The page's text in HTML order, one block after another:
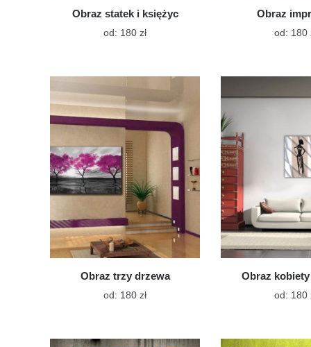
Obraz statek i księżyc
od: 180 złTen
wiele
wariantów.
Opcje
można
wybrać
stronie
produktu
Obraz
od: 180
Obraz trzy drzewa
od: 180 złTen
wiele
Obraz
od: 180